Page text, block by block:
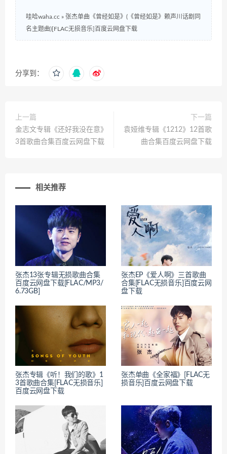
哇哈waha.cc » 张杰单曲《曾经如是》(《曾经如是》赖声川话剧同
名主题曲)[FLAC无损音乐]百度云网盘下载
分享到：
上一篇
金志文专辑《还好我没在意》
3首歌曲合集百度云网盘下载
下一篇
袁娅维专辑《1212》12首歌
曲合集百度云网盘下载
相关推荐
张杰13张专辑无损歌曲合集
百度云网盘下载[FLAC/MP3/
6.73GB]
张杰EP《爱人啊》三首歌曲
合集[FLAC无损音乐]百度云网
盘下载
张杰专辑《听！我们的歌》1
3首歌曲合集[FLAC无损音乐]
百度云网盘下载
张杰单曲《全家福》[FLAC无
损音乐]百度云网盘下载